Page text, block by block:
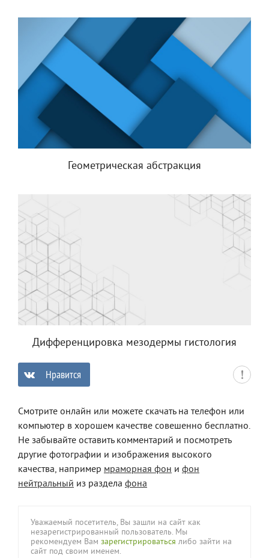
Геометрическая абстракция
Дифференцировка мезодермы гистология
Нравится
Смотрите онлайн или можете скачать на телефон или
компьютер в хорошем качестве совешенно бесплатно.
Не забывайте оставить комментарий и посмотреть
другие фотографии и изображения высокого
качества, например мраморная фон и фон
нейтральный из раздела фона
Уважаемый посетитель, Вы зашли на сайт как
незарегистрированный пользователь. Мы
рекомендуем Вам зарегистрироваться либо зайти на
сайт под своим именем.